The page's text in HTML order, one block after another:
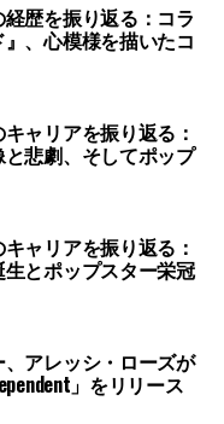
歴を振り返る：コラ
、心模様を描いたコ
ャリアを振り返る：
悲劇、そしてポップ
ャリアを振り返る：
とポップスター栄冠
アレッシ・ローズが
」をリリース